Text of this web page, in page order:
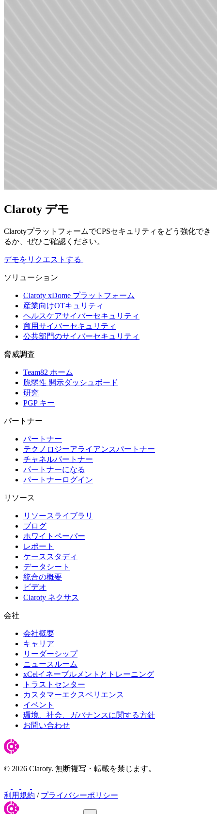
Claroty デモ
ClarotyプラットフォームでCPSセキュリティをどう強化でき
るか、ぜひご確認ください。
デモをリクエストする
ソリューション
Claroty xDome プラットフォーム
産業向けOTキュリティ
ヘルスケアサイバーセキュリティ
商用サイバーセキュリティ
公共部門のサイバーセキュリティ
脅威調査
Team82 ホーム
脆弱性 開示ダッシュボード
研究
PGP キー
パートナー
パートナー
テクノロジーアライアンスパートナー
チャネルパートナー
パートナーになる
パートナーログイン
リソース
リソースライブラリ
ブログ
ホワイトペーパー
レポート
ケーススタディ
データシート
統合の概要
ビデオ
Claroty ネクサス
会社
会社概要
キャリア
リーダーシップ
ニュースルーム
xCelイネーブルメントとトレーニング
トラストセンター
カスタマーエクスペリエンス
イベント
環境、社会、ガバナンスに関する方針
お問い合わせ
© 2026 Claroty. 無断複写・転載を禁じます。
利用規約 / プライバシーポリシー